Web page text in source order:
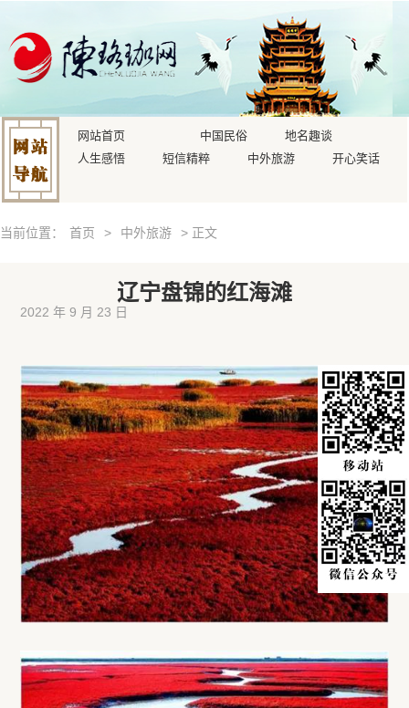
网站首页 中国民俗
地名趣谈
人生感悟
短信精粹 中外旅游 开心笑话
当前位置： 首页 > 中外旅游 > 正文
辽宁盘锦的红海滩
2022 年 9 月 23 日